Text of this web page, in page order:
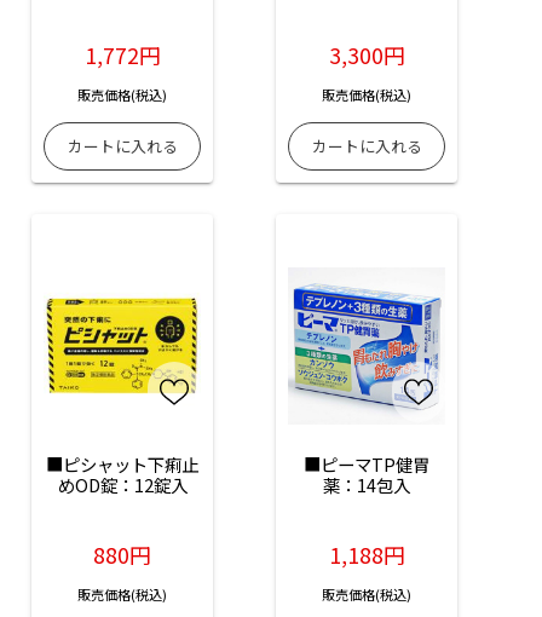
1,772円
販売価格(税込)
3,300円
販売価格(税込)
■ピシャット下痢止
めOD錠：12錠入
880円
販売価格(税込)
■ピーマTP健胃
薬：14包入
1,188円
販売価格(税込)